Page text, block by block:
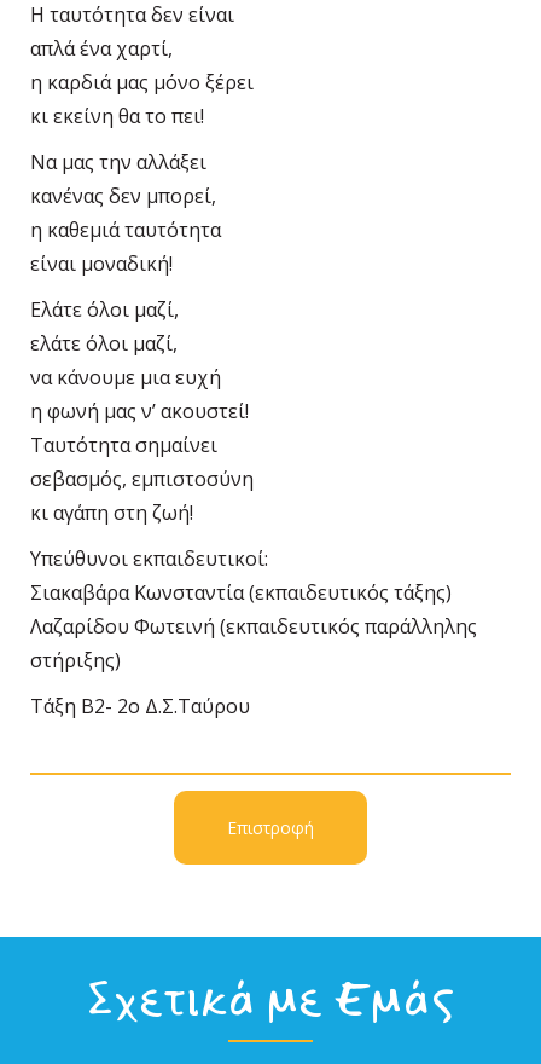
Η ταυτότητα δεν είναι
απλά ένα χαρτί,
η καρδιά μας μόνο ξέρει
κι εκείνη θα το πει!
Να μας την αλλάξει
κανένας δεν μπορεί,
η καθεμιά ταυτότητα
είναι μοναδική!
Ελάτε όλοι μαζί,
ελάτε όλοι μαζί,
να κάνουμε μια ευχή
η φωνή μας ν’ ακουστεί!
Ταυτότητα σημαίνει
σεβασμός, εμπιστοσύνη
κι αγάπη στη ζωή!
Υπεύθυνοι εκπαιδευτικοί:
Σιακαβάρα Κωνσταντία (εκπαιδευτικός τάξης)
Λαζαρίδου Φωτεινή (εκπαιδευτικός παράλληλης
στήριξης)
Τάξη Β2- 2ο Δ.Σ.Ταύρου
Επιστροφή
Σχετικά με Εμάς